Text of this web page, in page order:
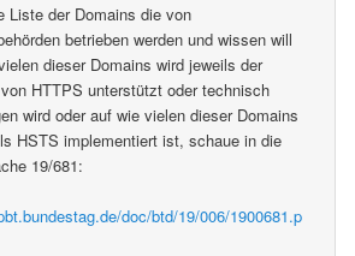
Liste der Domains die von
betrieben werden und wissen will
dieser Domains wird jeweils der
HTTPS unterstützt oder technisch
wird oder auf wie vielen dieser Domains
HSTS implementiert ist, schaue in die
19/681:
doc/btd/19/006/1900681.p